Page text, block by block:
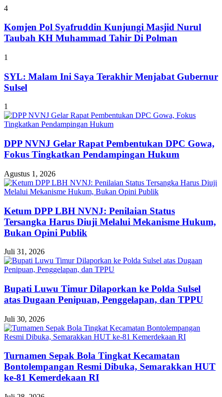
4
Komjen Pol Syafruddin Kunjungi Masjid Nurul
Taubah KH Muhammad Tahir Di Polman
1
SYL: Malam Ini Saya Terakhir Menjabat Gubernur
Sulsel
1
DPP NVNJ Gelar Rapat Pembentukan DPC Gowa,
Fokus Tingkatkan Pendampingan Hukum
Agustus 1, 2026
Ketum DPP LBH NVNJ: Penilaian Status
Tersangka Harus Diuji Melalui Mekanisme Hukum,
Bukan Opini Publik
Juli 31, 2026
Bupati Luwu Timur Dilaporkan ke Polda Sulsel
atas Dugaan Penipuan, Penggelapan, dan TPPU
Juli 30, 2026
Turnamen Sepak Bola Tingkat Kecamatan
Bontolempangan Resmi Dibuka, Semarakkan HUT
ke-81 Kemerdekaan RI